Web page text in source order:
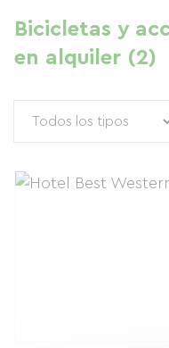
Bicicletas y
en alquiler (2)